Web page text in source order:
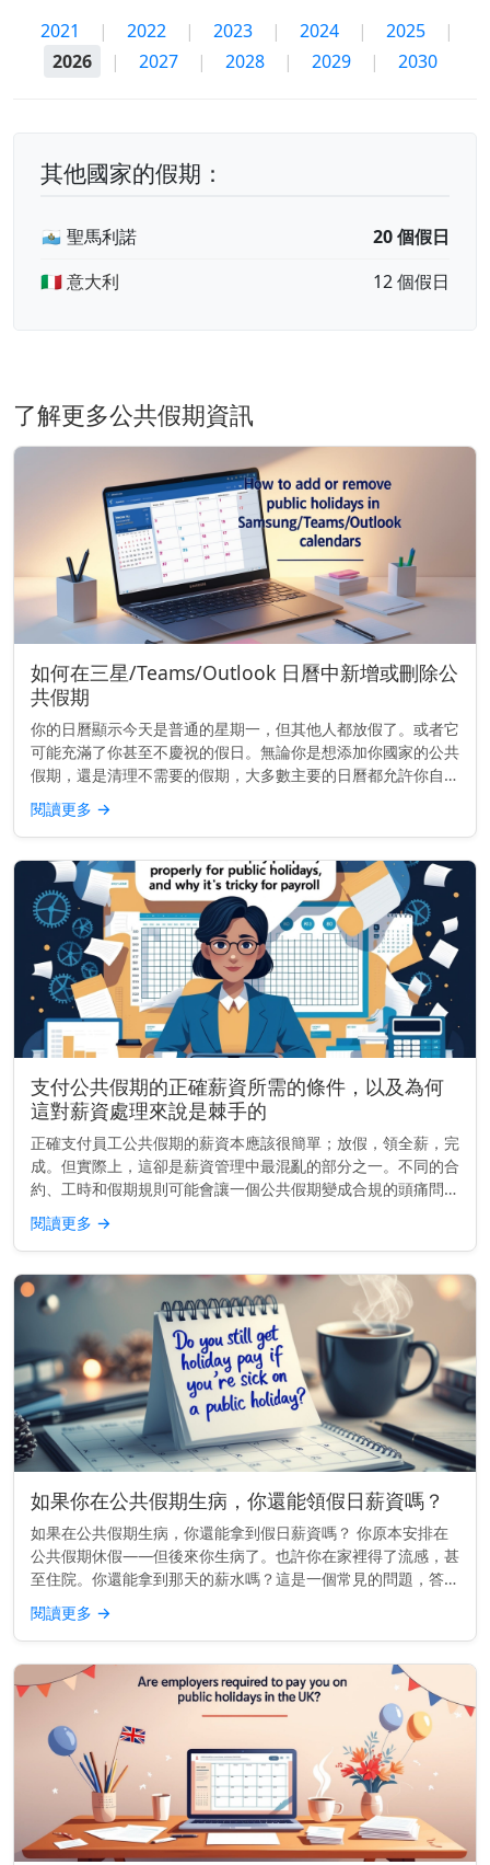
2021 | 2022 | 2023 | 2024 | 2025
|
2026
| 2027 | 2028 | 2029 | 2030
其他國家的假期：
🇸🇲 聖馬利諾
20 個假日
🇮🇹 意大利
12 個假日
了解更多公共假期資訊
如何在三星/Teams/Outlook 日曆中新增或刪除公
共假期
你的日曆顯示今天是普通的星期一，但其他人都放假了。或者它
可能充滿了你甚至不慶祝的假日。無論你是想添加你國家的公共
假期，還是清理不需要的假期，大多數主要的日曆都允許你自訂
顯示內容——只要你知道該去哪裡找。 快速提示： 要添加或移
除公共假期，請...
閱讀更多 →
支付公共假期的正確薪資所需的條件，以及為何
這對薪資處理來說是棘手的
正確支付員工公共假期的薪資本應該很簡單；放假，領全薪，完
成。但實際上，這卻是薪資管理中最混亂的部分之一。不同的合
約、工時和假期規則可能會讓一個公共假期變成合規的頭痛問
題。無論你是經營小型企業還是管理全國薪資團隊，做好這件事
不僅關乎金錢，更關...
閱讀更多 →
如果你在公共假期生病，你還能領假日薪資嗎？
如果在公共假期生病，你還能拿到假日薪資嗎？ 你原本安排在
公共假期休假——但後來你生病了。也許你在家裡得了流感，甚
至住院。你還能拿到那天的薪水嗎？這是一個常見的問題，答案
很大程度上取決於你工作的地點以及你的雇傭合約內容。 快速
見解： 在許多地...
閱讀更多 →